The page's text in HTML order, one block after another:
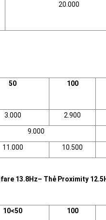
20.000
50 100
3.000 2.900
9.000
11.000 10.500
13.8Hz– Thẻ Proximity
10<50 100